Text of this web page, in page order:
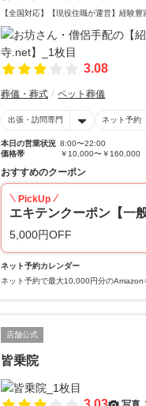
【全国対応】【現役住職が運営】経験
3.08
葬儀・葬式 ペット葬儀
出張・訪問専門 ネット予約
本日の営業状況 8:00〜22:00
価格帯
￥10,000〜￥160,000
おすすめのクーポン
PickUp
エキテンクーポン【一般
5,000円OFF
ネット予約カレンダー
ネット予約で最大10,000円分のAmazon
店舗公式
皆乗院